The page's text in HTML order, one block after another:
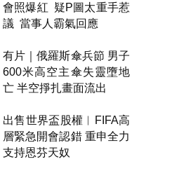
會照爆紅 疑P圖太重手惹
議 當事人霸氣回應
有片｜俄羅斯傘兵節 男子
600米高空主傘失靈墮地
亡 半空掙扎畫面流出
出售世界盃股權︱FIFA高
層緊急開會認錯 重申全力
支持恩芬天奴